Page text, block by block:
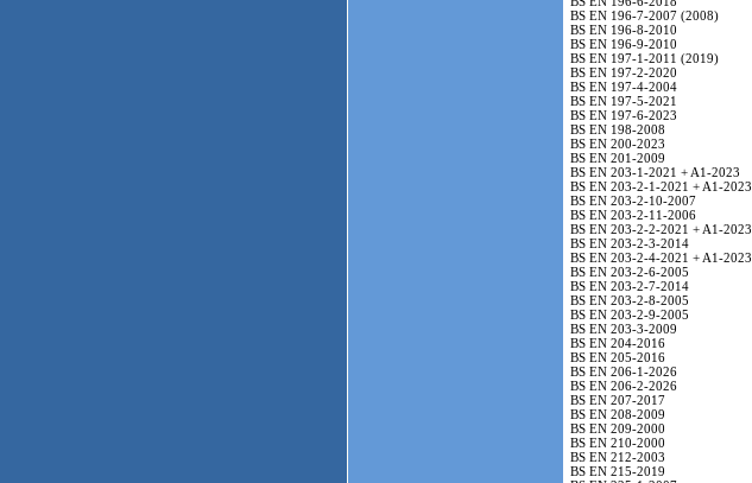
BS EN 196-7-2007 (2008)
BS EN 196-8-2010
BS EN 196-9-2010
BS EN 197-1-2011 (2019)
BS EN 197-2-2020
BS EN 197-4-2004
BS EN 197-5-2021
BS EN 197-6-2023
BS EN 198-2008
BS EN 200-2023
BS EN 201-2009
BS EN 203-1-2021 + A1-2023
BS EN 203-2-1-2021 + A1-2023
BS EN 203-2-10-2007
BS EN 203-2-11-2006
BS EN 203-2-2-2021 + A1-2023
BS EN 203-2-3-2014
BS EN 203-2-4-2021 + A1-2023
BS EN 203-2-6-2005
BS EN 203-2-7-2014
BS EN 203-2-8-2005
BS EN 203-2-9-2005
BS EN 203-3-2009
BS EN 204-2016
BS EN 205-2016
BS EN 206-1-2026
BS EN 206-2-2026
BS EN 207-2017
BS EN 208-2009
BS EN 209-2000
BS EN 210-2000
BS EN 212-2003
BS EN 215-2019